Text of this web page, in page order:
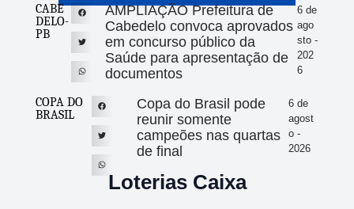
CABE
DELO-
PB
AMPLIAÇÃO Prefeitura de
Cabedelo convoca aprovados
em concurso público da
Saúde para apresentação de
documentos
6 de
ago
sto -
202
6
COPA DO
BRASIL
Copa do Brasil pode
reunir somente
campeões nas quartas
de final
6 de
agost
o -
2026
Loterias Caixa